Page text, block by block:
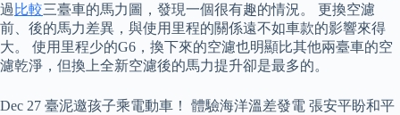
過 比較三臺車的馬力圖，發現一個很有趣的情況。 更換空濾
前、後的馬力差異，與使用里程的關係遠不如車款的影響來得
大。 使用里程少的G6，換下來的空濾也明顯比其他兩臺車的空
濾乾淨，但換上全新空濾後的馬力提升卻是最多的。
Dec 27 臺泥邀孩子乘電動車！ 體驗海洋溫差發電 張安平盼和平